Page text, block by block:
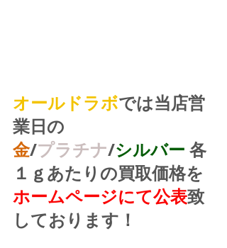
オールドラボでは当店営
業日の
金/プラチナ/シルバー 各
１ｇあたりの買取価格を
ホームページにて公表致
しております！